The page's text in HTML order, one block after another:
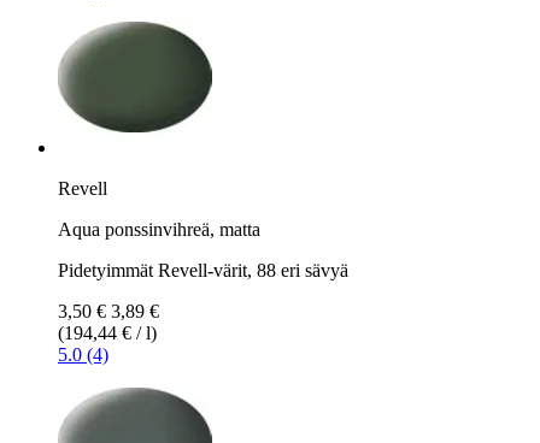
Revell
Aqua ponssinvihreä, matta
Pidetyimmät Revell-värit, 88 eri sävyä
3,50 € 3,89 €
(194,44 € / l)
5.0 (4)